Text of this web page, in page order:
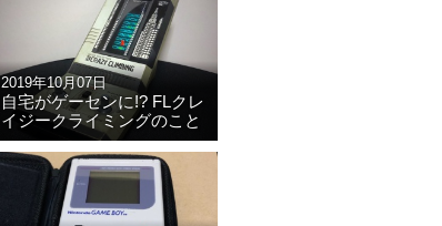
2019年10月07日
自宅がゲーセンに!? FLクレ
イジークライミングのこと